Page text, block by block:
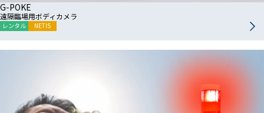
G-POKE
遠隔臨場用ボディカメラ
レンタル NETIS